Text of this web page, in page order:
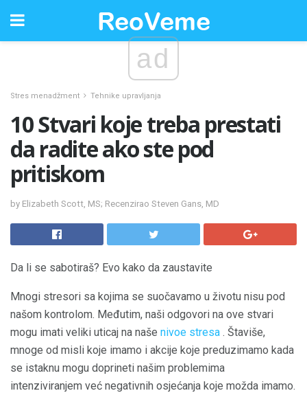
ad
Stres menadžment Tehnike upravljanja
10 Stvari koje treba prestati
da radite ako ste pod
pritiskom
by Elizabeth Scott, MS; Recenzirao Steven Gans, MD
Da li se sabotiraš? Evo kako da zaustavite
Mnogi stresori sa kojima se suočavamo u životu nisu pod
našom kontrolom. Međutim, naši odgovori na ove stvari
mogu imati veliki uticaj na naše nivoe stresa . Štaviše,
mnoge od misli koje imamo i akcije koje preduzimamo kada
se istaknu mogu doprineti našim problemima
intenziviranjem već negativnih osjećanja koje možda imamo.